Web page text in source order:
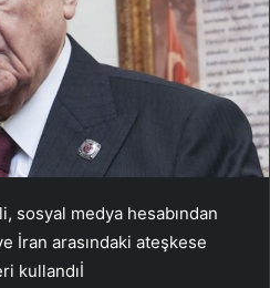
sosyal medya hesabından
İran arasındaki ateşkese
kullandıİ